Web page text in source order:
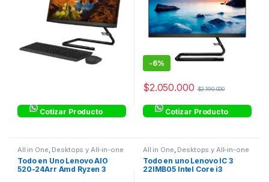
Cotizar Producto
-6%
$2.050.000 $2.190.000
Cotizar Producto
All in One, Desktops y All-in-one
Todo en Uno Lenovo AIO
520-24Arr Amd Ryzen 3
All in One, Desktops y All-in-one
Todo en uno Lenovo IC 3
22IMB05 Intel Core i3